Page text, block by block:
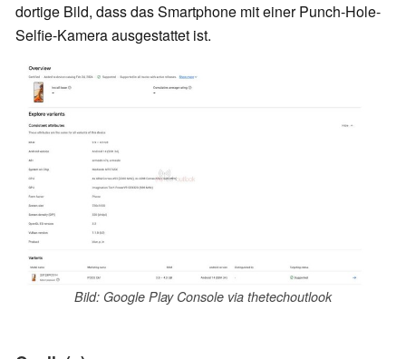
dortige Bild, dass das Smartphone mit einer Punch-Hole-
Selfie-Kamera ausgestattet ist.
Bild: Google Play Console via thetechoutlook